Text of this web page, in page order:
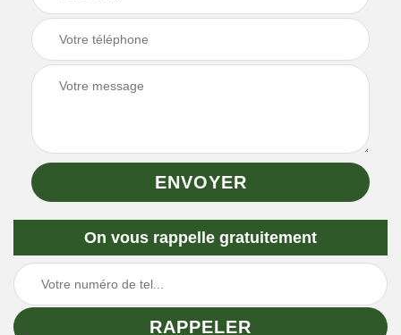
On vous rappelle gratuitement